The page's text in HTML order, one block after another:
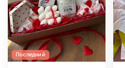
Последний